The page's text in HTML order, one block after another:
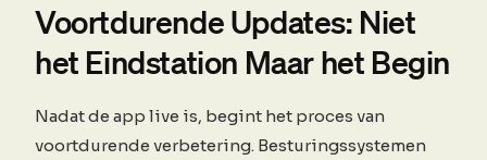
Voortdurende Updates: Niet
het Eindstation Maar het Begin
Nadat de app live is, begint het proces van
voortdurende verbetering. Besturingssystemen